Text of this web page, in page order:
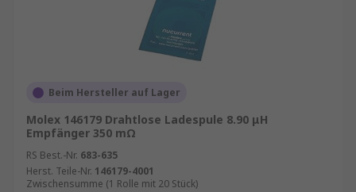
Beim Hersteller auf Lager
Molex 146179 Drahtlose Ladespule 8.90 μH
Empfänger 350 mΩ
RS Best.-Nr. 683-635
Herst. Teile-Nr. 146179-4001
Zwischensumme (1 Rolle mit 20 Stück)